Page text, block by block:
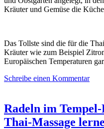
Kräuter und Gemüse die
Das Tollste sind die für die
Kräuter wie zum Beispiel
Europäischen Temperaturen
Schreibe einen Kommentar
Radeln im
Thai-Massage